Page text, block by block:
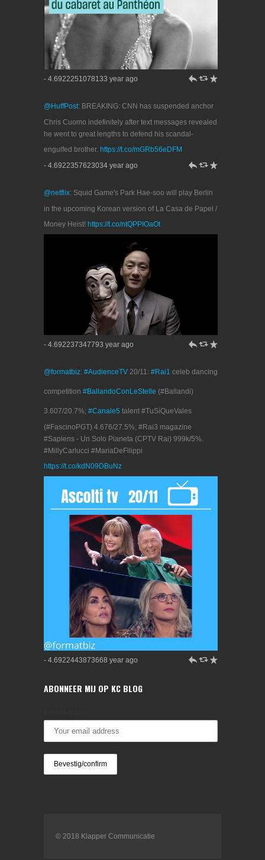
- 4.6922251078133 year ago h J R
@HuffPost: BREAKING: CNN has suspended anchor
Chris Cuomo indefinitely after text messages revealed
he went to great lengths to defend his scandal-
engulfed brother. https://t.co/mGRb56eDFM
- 4.6922357623034 year ago
h J R
@netflix: Squid Game's Park Hae-soo will play Berlin
in the upcoming Korean version of La Casa de Papel /
Money Heist! https://t.co/ntQPPIOaOt
- 4.692237347793 year ago h J R
@formatbiz: #AudienceTV 20/11: #Rai1 celeb dancing
competition #BallandoConLeStelle (#Ballandi)
3.607/20.7%; #Canale5 talent #TuSíQueVales
(#FascinoPGT) 4.676/27.5%; #Rai3 magazine
#Sapiens - Un Solo Pianeta (CPTV Rai) 999k/5%.
#MillyCarlucci #MariaDeFilippi
https://t.co/kdN09DBuNz
- 4.6922443873668 year ago h J R
ABONNEER MIJ OP KC BLOG
© 2018 Klapper Communicatie